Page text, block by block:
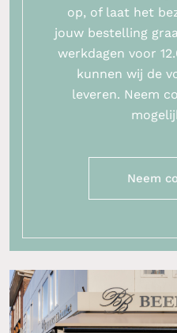
op, of laat het
jouw bestelling
werkdagen voor
kunnen wij de
leveren. Neem
Neem